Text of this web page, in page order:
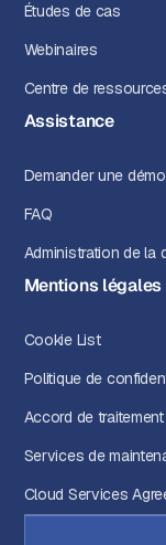
Études de cas
Webinaires
Centre de
Assistance
Demander une démo
FAQ
Administration de la
Mentions légales
Cookie List
Politique de
Accord de
Services de
Cloud Services